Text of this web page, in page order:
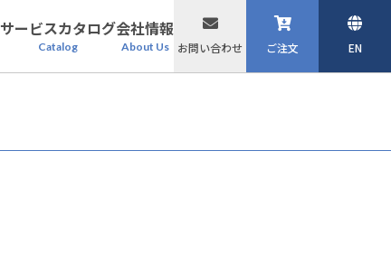
サービスカタログ
Catalog
会社情報
About Us お問い合わせ ご注文 EN